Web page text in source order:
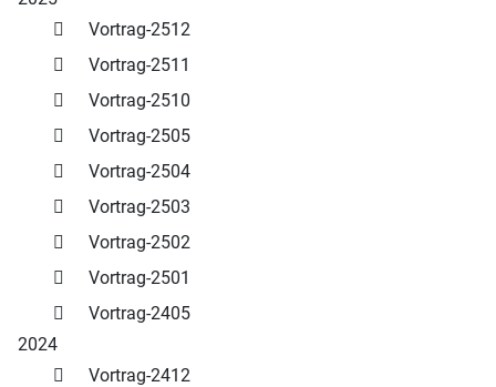
Vortrag-2512
Vortrag-2511
Vortrag-2510
Vortrag-2505
Vortrag-2504
Vortrag-2503
Vortrag-2502
Vortrag-2501
Vortrag-2405
2024
Vortrag-2412